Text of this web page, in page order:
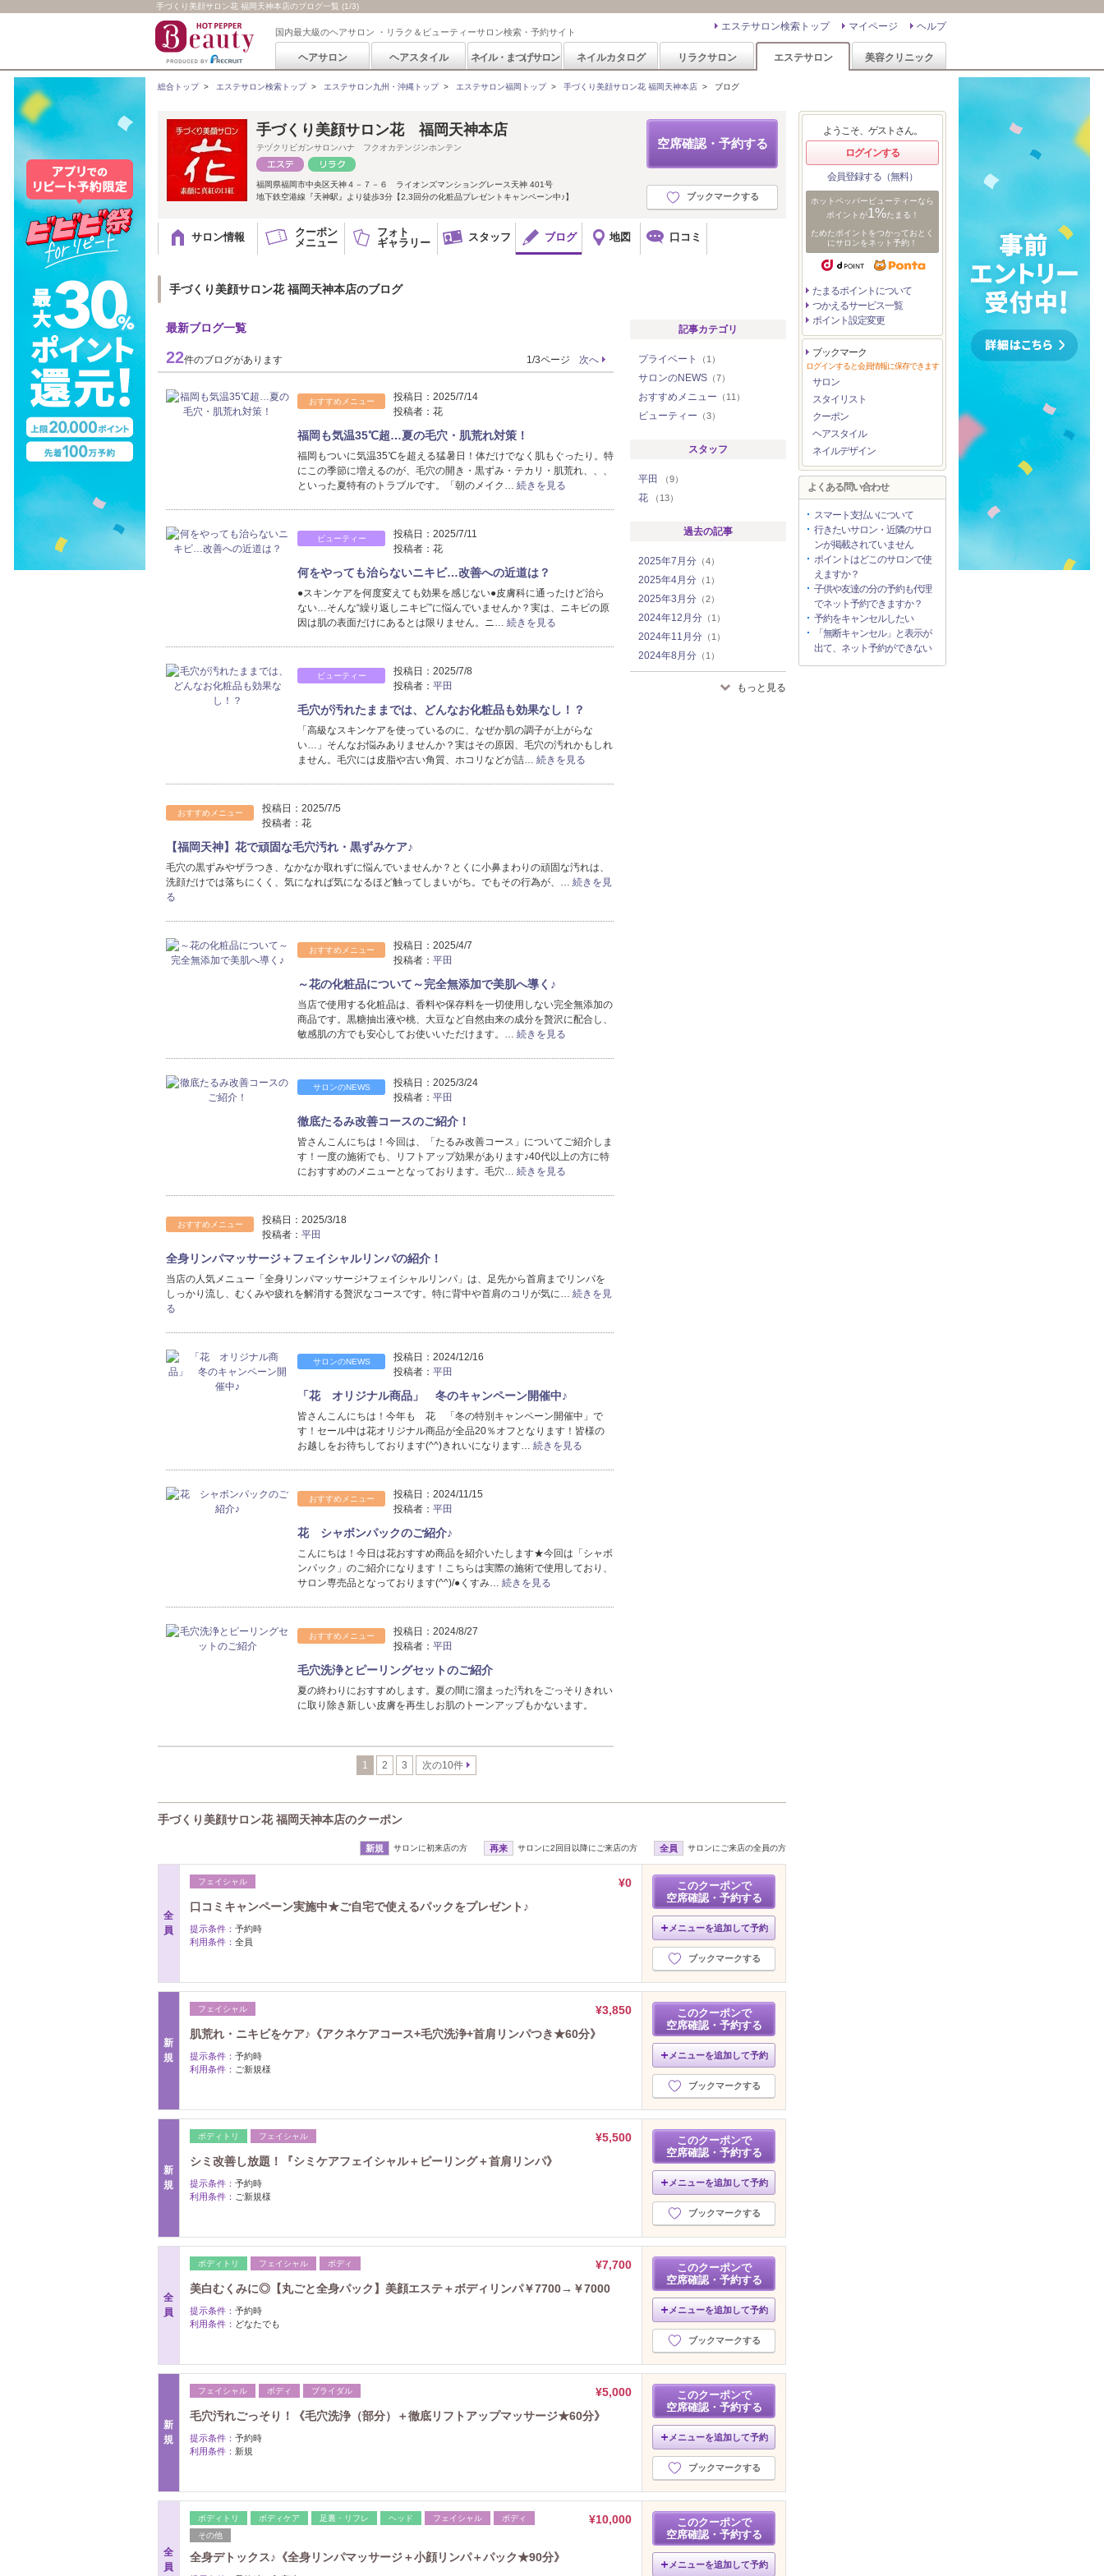
手づくり美顔サロン花 福岡天神本店のブログ一覧 (1/3)
国内最大級のヘアサロン ・リラク＆ビューティーサロン検索・予約サイト ヘルプ
マイページ
エステサロン検索トップ
ヘアサロン ヘアスタイル ネイル・まつげサロン ネイルカタログ リラクサロン エステサロン 美容クリニック
総合トップ> エステサロン検索トップ> エステサロン九州・沖縄トップ> エステサロン福岡トップ> 手づくり美顔サロン花 福岡天神本店 > ブログ
空席確認・予約する
ブックマークする
手づくり美顔サロン花 福岡天神本店
テヅクリビガンサロンハナ フクオカテンジンホンテン
福岡県福岡市中央区天神４－７－６ ライオンズマンショングレース天神 401号
地下鉄空港線『天神駅』より徒歩3分【2,3回分の化粧品プレゼントキャンペーン中♪】
サロン情報
クーポン
メニュー
フォト
ギャラリー
スタッフ ブログ 地図 口コミ
手づくり美顔サロン花 福岡天神本店のブログ
最新ブログ一覧
22件のブログがあります 1/3ページ 次へ
おすすめメニュー 投稿日： 2025/7/14
投稿者： 花
福岡も気温35℃超…夏の毛穴・肌荒れ対策！
福岡もついに気温35℃を超える猛暑日！体だけでなく肌もぐったり。特
にこの季節に増えるのが、毛穴の開き・黒ずみ・テカリ・肌荒れ、、、
といった夏特有のトラブルです。「朝のメイク… 続きを見る
ビューティー 投稿日： 2025/7/11
投稿者： 花
何をやっても治らないニキビ…改善への近道は？
●スキンケアを何度変えても効果を感じない●皮膚科に通ったけど治ら
ない…そんな“繰り返しニキビ”に悩んでいませんか？実は、ニキビの原
因は肌の表面だけにあるとは限りません。ニ… 続きを見る
ビューティー 投稿日： 2025/7/8
投稿者： 平田
毛穴が汚れたままでは、どんなお化粧品も効果なし！？
「高級なスキンケアを使っているのに、なぜか肌の調子が上がらな
い…」そんなお悩みありませんか？実はその原因、毛穴の汚れかもしれ
ません。毛穴には皮脂や古い角質、ホコリなどが詰… 続きを見る
おすすめメニュー 投稿日： 2025/7/5
投稿者： 花
【福岡天神】花で頑固な毛穴汚れ・黒ずみケア♪
毛穴の黒ずみやザラつき、なかなか取れずに悩んでいませんか？とくに小鼻まわりの頑固な汚れは、
洗顔だけでは落ちにくく、気になれば気になるほど触ってしまいがち。でもその行為が、… 続きを見
る
おすすめメニュー 投稿日： 2025/4/7
投稿者： 平田
～花の化粧品について～完全無添加で美肌へ導く♪
当店で使用する化粧品は、香料や保存料を一切使用しない完全無添加の
商品です。黒糖抽出液や桃、大豆など自然由来の成分を贅沢に配合し、
敏感肌の方でも安心してお使いいただけます。… 続きを見る
サロンのNEWS 投稿日： 2025/3/24
投稿者： 平田
徹底たるみ改善コースのご紹介！
皆さんこんにちは！今回は、「たるみ改善コース」についてご紹介しま
す！一度の施術でも、リフトアップ効果があります♪40代以上の方に特
におすすめのメニューとなっております。毛穴… 続きを見る
おすすめメニュー 投稿日： 2025/3/18
投稿者： 平田
全身リンパマッサージ＋フェイシャルリンパの紹介！
当店の人気メニュー「全身リンパマッサージ+フェイシャルリンパ」は、足先から首肩までリンパを
しっかり流し、むくみや疲れを解消する贅沢なコースです。特に背中や首肩のコリが気に… 続きを見
る
サロンのNEWS 投稿日： 2024/12/16
投稿者： 平田
「花 オリジナル商品」 冬のキャンペーン開催中♪
皆さんこんにちは！今年も 花 「冬の特別キャンペーン開催中」で
す！セール中は花オリジナル商品が全品20％オフとなります！皆様の
お越しをお待ちしております(^^)きれいになります… 続きを見る
おすすめメニュー 投稿日： 2024/11/15
投稿者： 平田
花 シャボンパックのご紹介♪
こんにちは！今日は花おすすめ商品を紹介いたします★今回は「シャボ
ンパック」のご紹介になります！こちらは実際の施術で使用しており、
サロン専売品となっております(^^)/●くすみ… 続きを見る
おすすめメニュー 投稿日： 2024/8/27
投稿者： 平田
毛穴洗浄とピーリングセットのご紹介
夏の終わりにおすすめします。夏の間に溜まった汚れをごっそりきれい
に取り除き新しい皮膚を再生しお肌のトーンアップもかないます。
1 2 3 次の10件
記事カテゴリ
プライベート （1）
サロンのNEWS （7）
おすすめメニュー （11）
ビューティー （3）
スタッフ
平田 （9）
花 （13）
過去の記事
2025年7月分 （4）
2025年4月分 （1）
2025年3月分 （2）
2024年12月分 （1）
2024年11月分 （1）
2024年8月分 （1）
2024年7月分（1）
もっと見る
手づくり美顔サロン花 福岡天神本店のクーポン
新規 サロンに初来店の方 再来 サロンに2回目以降にご来店の方 全員 サロンにご来店の全員の方
全
員
フェイシャル
¥0
口コミキャンペーン実施中★ご自宅で使えるパックをプレゼント♪
提示条件： 予約時
利用条件： 全員
このクーポンで
空席確認・予約する
メニューを追加して予約
ブックマークする
新
規
フェイシャル
¥3,850
肌荒れ・ニキビをケア♪《アクネケアコース+毛穴洗浄+首肩リンパつき★60分》
提示条件： 予約時
利用条件： ご新規様
このクーポンで
空席確認・予約する
メニューを追加して予約
ブックマークする
新
規
ボディトリ フェイシャル
¥5,500
シミ改善し放題！『シミケアフェイシャル＋ピーリング＋首肩リンパ》
提示条件： 予約時
利用条件： ご新規様
このクーポンで
空席確認・予約する
メニューを追加して予約
ブックマークする
全
員
ボディトリ フェイシャル ボディ
¥7,700
美白むくみに◎【丸ごと全身パック】美顔エステ＋ボディリンパ￥7700→￥7000
提示条件： 予約時
利用条件： どなたでも
このクーポンで
空席確認・予約する
メニューを追加して予約
ブックマークする
新
規
フェイシャル ボディ ブライダル
¥5,000
毛穴汚れごっそり！《毛穴洗浄（部分）＋徹底リフトアップマッサージ★60分》
提示条件： 予約時
利用条件： 新規
このクーポンで
空席確認・予約する
メニューを追加して予約
ブックマークする
全
員
ボディトリ ボディケア 足裏・リフレ ヘッド フェイシャル
ボディ
その他
¥10,000
全身デトックス♪《全身リンパマッサージ＋小顔リンパ＋パック★90分》
このクーポンで
空席確認・予約する
メニューを追加して予約
ようこそ、ゲストさん。
ログインする
会員登録する（無料）
ホットペッパービューティーなら
ポイントが1%たまる！
ためたポイントをつかっておとく
にサロンをネット予約！
たまるポイントについて
つかえるサービス一覧
ポイント設定変更
ブックマーク
ログインすると会員情報に保存できます
サロン
スタイリスト
クーポン
ヘアスタイル
ネイルデザイン
よくある問い合わせ
スマート支払いについて
行きたいサロン・近隣のサロ
ンが掲載されていません
ポイントはどこのサロンで使
えますか？
子供や友達の分の予約も代理
でネット予約できますか？
予約をキャンセルしたい
「無断キャンセル」と表示が
出て、ネット予約ができない